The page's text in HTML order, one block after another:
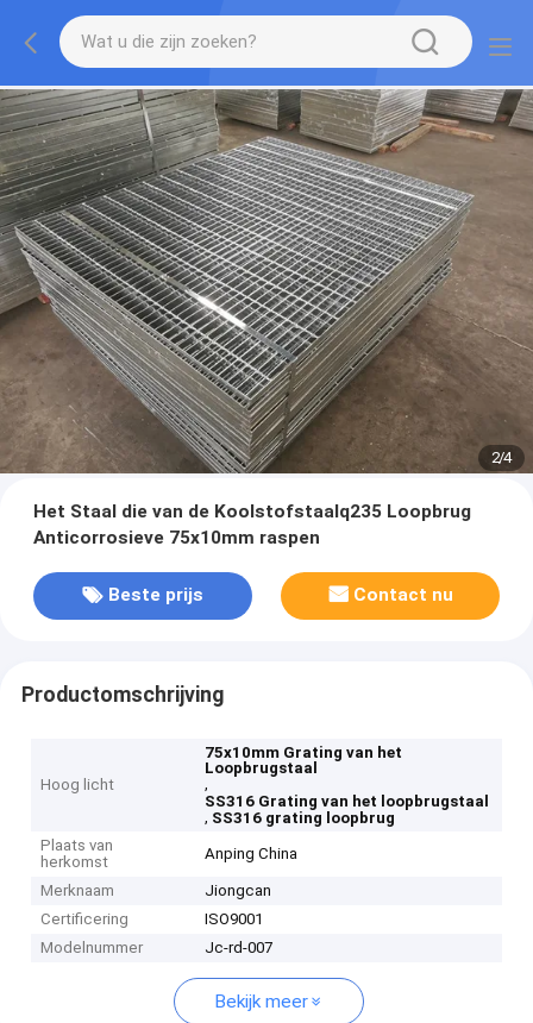
2/4
Het Staal die van de Koolstofstaalq235 Loopbrug
Anticorrosieve 75x10mm raspen
Beste prijs Contact nu
Productomschrijving
Hoog licht
75x10mm Grating van het
Loopbrugstaal
,
SS316 Grating van het loopbrugstaal
, SS316 grating loopbrug
Plaats van
herkomst
Anping China
Merknaam
Jiongcan
Certificering
ISO9001
Modelnummer
Jc-rd-007
Bekijk meer